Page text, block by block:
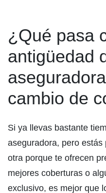
¿Qué pasa
antigüedad
cambio de
Si ya llevas bastante
aseguradora, pero
otra porque te ofrecen
mejores coberturas o
exclusivo, es mejor que